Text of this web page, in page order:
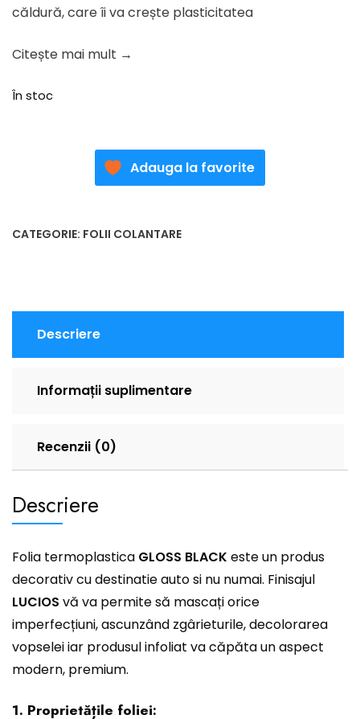
căldură, care îi va crește plasticitatea
Citește mai mult →
În stoc
Adauga la favorite
CATEGORIE: FOLII COLANTARE
Descriere
Informații suplimentare
Recenzii (0)
Descriere
Folia termoplastica GLOSS BLACK este un produs
decorativ cu destinatie auto si nu numai. Finisajul
LUCIOS vă va permite să mascați orice
imperfecțiuni, ascunzând zgârieturile, decolorarea
vopselei iar produsul infoliat va căpăta un aspect
modern, premium.
1. Proprietățile foliei: